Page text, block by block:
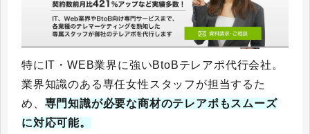
特にIT・WEB業界に強いBtoBテレアポ代行会社。
業界知識のある専任女性スタッフが担当するた
め、 専門知識が必要な商材のテレアポもスムーズ
に対応可能。